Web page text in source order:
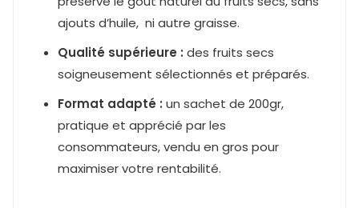
ajouts d’huile, ni autre graisse.
Qualité supérieure : des fruits secs
soigneusement sélectionnés et préparés.
Format adapté : un sachet de 200gr,
pratique et apprécié par les
consommateurs, vendu en gros pour
maximiser votre rentabilité.